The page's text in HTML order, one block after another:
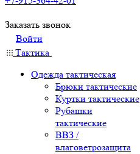
Заказать звонок
Войти
Тактика
Одежда тактическая
Брюки тактические
Куртки тактические
Рубашки
тактические
ВВЗ /
влаговетрозащита